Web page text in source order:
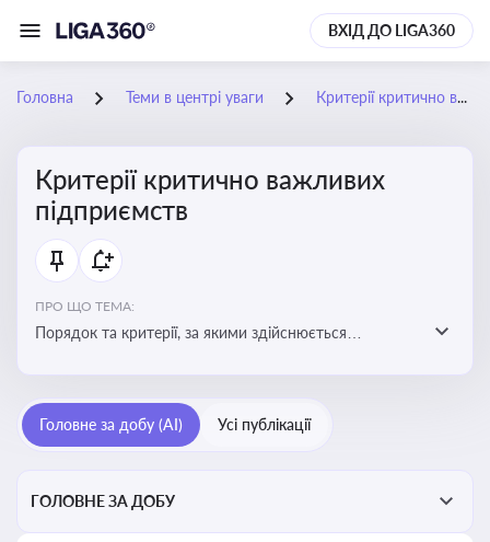
ВХІД ДО LIGA360
Головна Теми в центрі уваги Критерії критично важливих підприємств
Критерії критично важливих
підприємств
ПРО ЩО ТЕМА:
Порядок та критерії, за якими здійснюється
Головне за добу (AI) Усі публікації
ГОЛОВНЕ ЗА ДОБУ